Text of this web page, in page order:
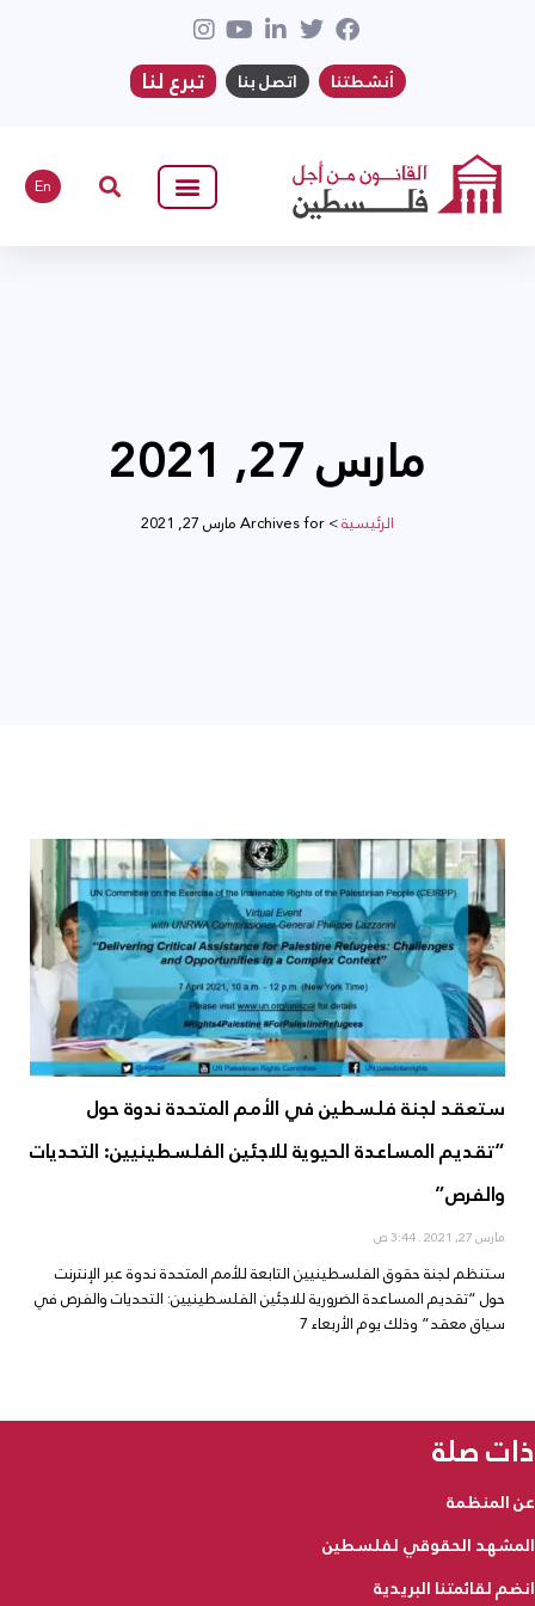
أنشطتنا اتصل بنا تبرع لنا
En
مارس 27, 2021
الرئيسية>Archives for مارس 27, 2021
ستعقد لجنة فلسطين في الأمم المتحدة ندوة حول
“تقديم المساعدة الحيوية للاجئين الفلسطينيين: التحديات
والفرص”
مارس 27, 2021
ستنظم لجنة حقوق الفلسطينيين التابعة للأمم المتحدة ندوة عبر الإنترنت
حول “تقديم المساعدة الضرورية للاجئين الفلسطينيين: التحديات والفرص في
سياق معقد” وذلك يوم الأربعاء 7
ذات صلة
عن المنظمة
المشهد الحقوقي لفلسطين
انضم لقائمتنا البريدية